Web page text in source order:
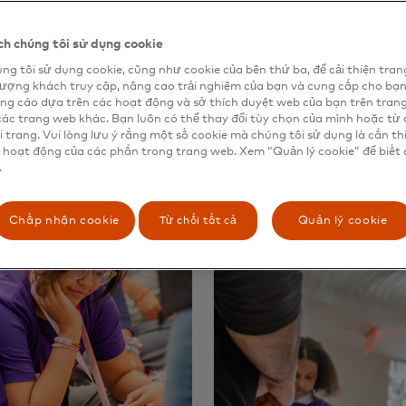
không nói, 'Đó không phải là cách thế giới hoạt động'
ty hoạt động',” Alissa nói “Tiến sĩ. Jay” Abdullah, Phó
“Chúng chứa đầy ý tưởng và trách nhiệm của chúng
và suy nghĩ về cách chúng có thể hiện thực hóa trong
chúng tôi sử dụng cookie
tôi sử dụng cookie, cũng như cookie của bên thứ ba, để cải thiện
khách truy cập, nâng cao trải nghiệm của bạn và cung cấp cho bạn
cáo dựa trên các hoạt động và sở thích duyệt web của bạn trên
trang web khác. Bạn luôn có thể thay đổi tùy chọn của mình hoặc từ
trang. Vui lòng lưu ý rằng một số cookie mà chúng tôi sử dụng là cần
hoạt động của các phần trong trang web. Xem “Quản lý cookie” để biết
Chấp nhận cookie Từ chối tất cả Quản lý cookie